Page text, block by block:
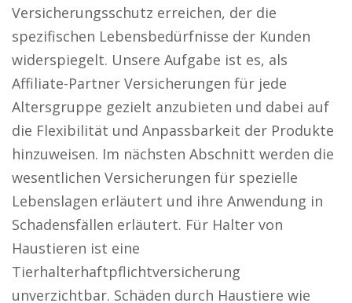
Versicherungsschutz erreichen, der die
spezifischen Lebensbedürfnisse der Kunden
widerspiegelt. Unsere Aufgabe ist es, als
Affiliate-Partner Versicherungen für jede
Altersgruppe gezielt anzubieten und dabei auf
die Flexibilität und Anpassbarkeit der Produkte
hinzuweisen. Im nächsten Abschnitt werden die
wesentlichen Versicherungen für spezielle
Lebenslagen erläutert und ihre Anwendung in
Schadensfällen erläutert. Für Halter von
Haustieren ist eine
Tierhalterhaftpflichtversicherung
unverzichtbar. Schäden durch Haustiere wie